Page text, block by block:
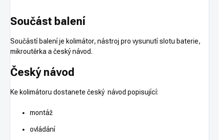
Součást balení
Součástí balení je kolimátor, nástroj pro vysunutí slotu baterie,
mikroutěrka a český návod.
Český návod
Ke kolimátoru dostanete český návod popisující:
montáž
ovládání